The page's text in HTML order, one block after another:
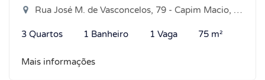
Rua José M. de Vasconcelos, 79 - Capim Macio, Natal-RN
3 Quartos 1 Banheiro 1 Vaga 75 m²
Mais informações